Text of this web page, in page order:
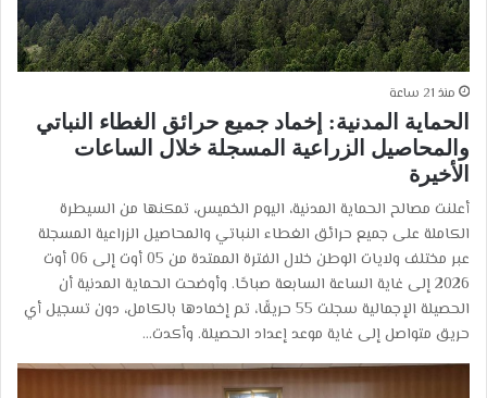
منذ 21 ساعة
الحماية المدنية: إخماد جميع حرائق الغطاء النباتي
والمحاصيل الزراعية المسجلة خلال الساعات
الأخيرة
أعلنت مصالح الحماية المدنية، اليوم الخميس، تمكنها من السيطرة
الكاملة على جميع حرائق الغطاء النباتي والمحاصيل الزراعية المسجلة
عبر مختلف ولايات الوطن خلال الفترة الممتدة من 05 أوت إلى 06 أوت
2026 إلى غاية الساعة السابعة صباحًا. وأوضحت الحماية المدنية أن
الحصيلة الإجمالية سجلت 55 حريقًا، تم إخمادها بالكامل، دون تسجيل أي
حريق متواصل إلى غاية موعد إعداد الحصيلة. وأكدت…